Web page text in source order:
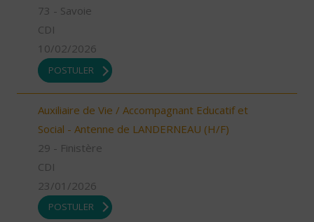
73 - Savoie
CDI
10/02/2026
POSTULER
Auxiliaire de Vie / Accompagnant Educatif et
Social - Antenne de LANDERNEAU (H/F)
29 - Finistère
CDI
23/01/2026
POSTULER